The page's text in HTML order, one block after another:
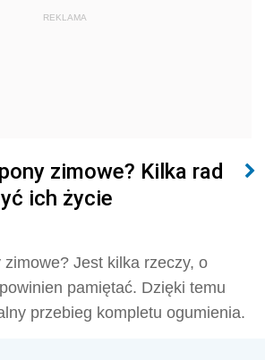
REKLAMA
zimowe? Kilka rad
ich życie
Jest kilka rzeczy, o
pamiętać. Dzięki temu
przebieg kompletu ogumienia.